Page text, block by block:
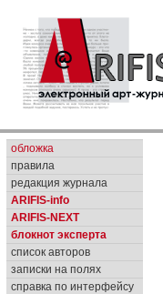
обложка
правила
редакция журнала
ARIFIS-info
ARIFIS-NEXT
блокнот эксперта
список авторов
записки на полях
справка по интерфейсу